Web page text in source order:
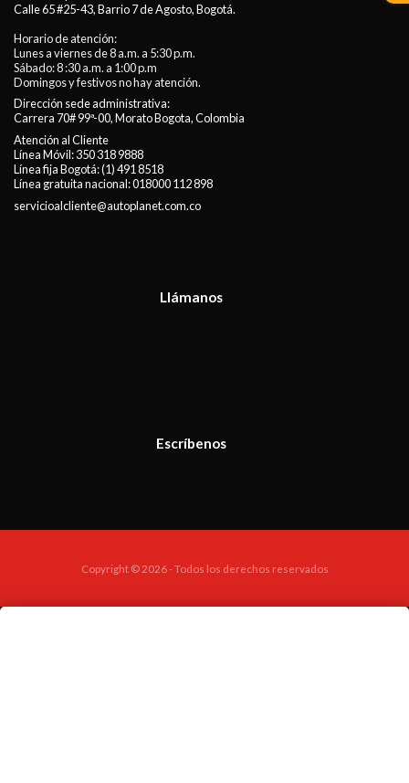
Calle 65 #25-43, Barrio 7 de Agosto, Bogotá.
Horario de atención:
Lunes a viernes de 8 a.m. a 5:30 p.m.
Sábado: 8 :30 a.m. a 1:00 p.m
Domingos y festivos no hay atención.
Dirección sede administrativa:
Carrera 70# 99ª-00, Morato Bogota, Colombia
Atención al Cliente
Línea Móvil:350 318 9888
Línea fija Bogotá:(1) 491 8518
Línea gratuita nacional:018000 112 898
servicioalcliente@autoplanet.com.co
Llámanos
Escríbenos
Copyright © 2026 - Todos los derechos reservados